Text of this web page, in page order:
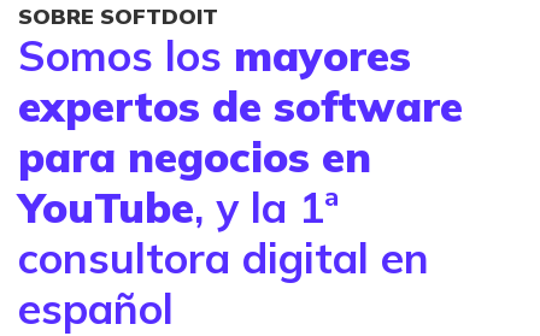
SOBRE SOFTDOIT
Somos los mayores
expertos de software
para negocios en
YouTube, y la 1ª
consultora digital en
español